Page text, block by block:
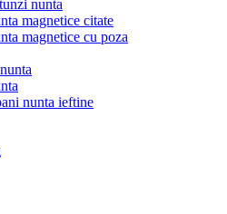
nunta
magnetice citate
magnetice cu poza
nunta ieftine